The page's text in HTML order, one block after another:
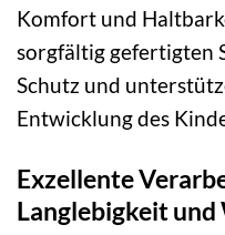
Komfort und
sorgfältig gefertigten
Schutz und
Entwicklung des
Exzellente
Langlebigkeit